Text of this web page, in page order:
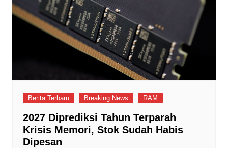
Berita Terbaru Breaking News RAM
2027 Diprediksi Tahun Terparah
Krisis Memori, Stok Sudah Habis
Dipesan